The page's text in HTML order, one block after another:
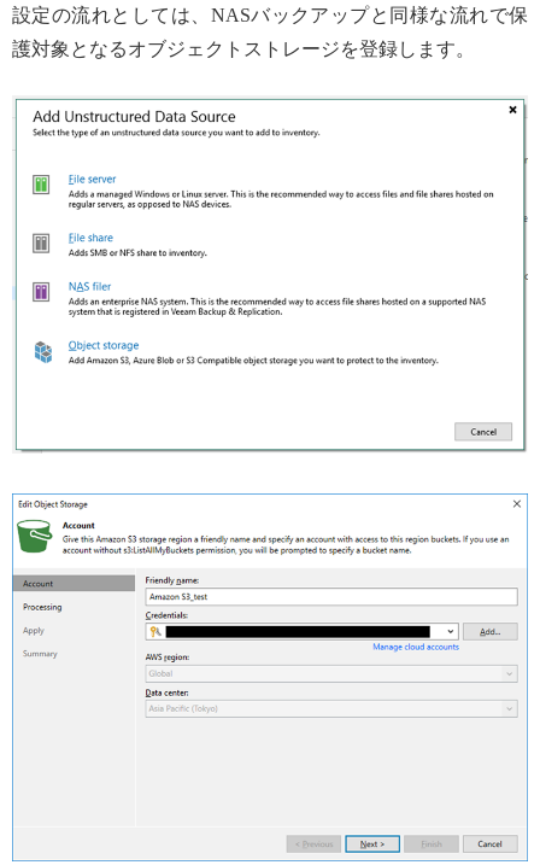
設定の流れとしては、NASバックアップと同様な流れで保
護対象となるオブジェクトストレージを登録します。